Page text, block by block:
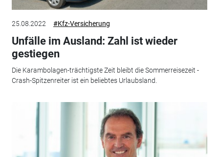
25.08.2022 #Kfz-Versicherung
Unfälle im Ausland: Zahl ist wieder
gestiegen
Die Karambolagen-trächtigste Zeit bleibt die Sommerreisezeit -
Crash-Spitzenreiter ist ein beliebtes Urlaubsland.